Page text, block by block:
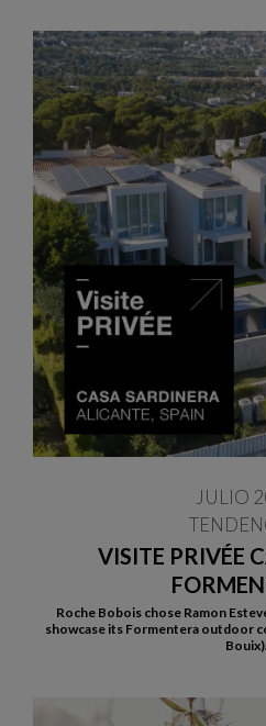
VISITE PRIVÉE
JULIO
Roche Bobois chose Ramon
showcase its Formentera outdoor
Bouix).